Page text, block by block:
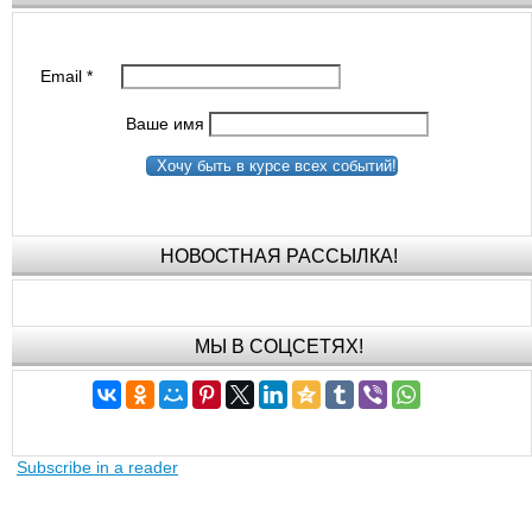
Email*
Ваше имя
Хочу быть в курсе всех событий!
НОВОСТНАЯ РАССЫЛКА!
МЫ В СОЦСЕТЯХ!
Subscribe in a reader